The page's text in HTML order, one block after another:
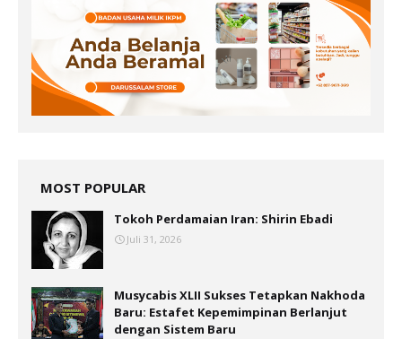
MOST POPULAR
Tokoh Perdamaian Iran: Shirin Ebadi
Juli 31, 2026
Musycabis XLII Sukses Tetapkan Nakhoda
Baru: Estafet Kepemimpinan Berlanjut
dengan Sistem Baru